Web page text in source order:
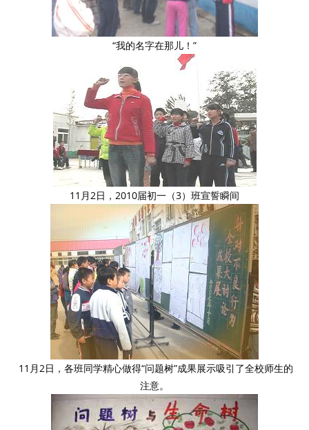
“我的名字在那儿！”
11月2日，2010届初一（3）班宣誓瞬间
11月2日，各班同学精心做得“问题树”成果展示吸引了全校师生的
注意。